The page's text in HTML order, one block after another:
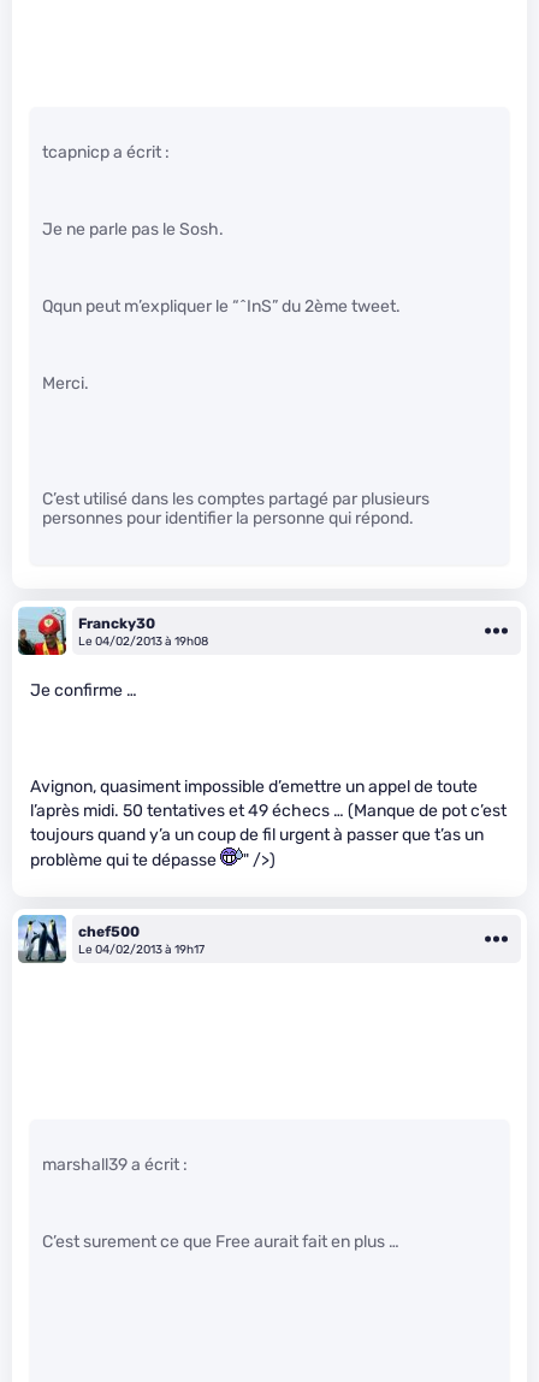
tcapnicp a écrit :
Je ne parle pas le Sosh.
Qqun peut m’expliquer le “^InS” du 2ème tweet.
Merci.
C’est utilisé dans les comptes partagé par plusieurs
personnes pour identifier la personne qui répond.
Francky30
Le 04/02/2013 à 19h08
Je confirme …
Avignon, quasiment impossible d’emettre un appel de toute
l’après midi. 50 tentatives et 49 échecs … (Manque de pot c’est
toujours quand y’a un coup de fil urgent à passer que t’as un
problème qui te dépasse
" />)
chef500
Le 04/02/2013 à 19h17
marshall39 a écrit :
C’est surement ce que Free aurait fait en plus …